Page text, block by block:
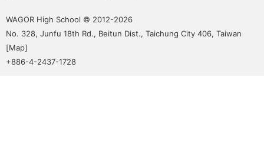
WAGOR High School © 2012-2026
No. 328, Junfu 18th Rd., Beitun Dist., Taichung City 406, Taiwan
[Map]
+886-4-2437-1728